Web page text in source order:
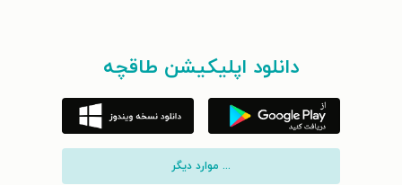
دانلود اپلیکیشن طاقچه
... موارد دیگر